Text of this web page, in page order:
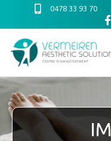
0478 33 93 70